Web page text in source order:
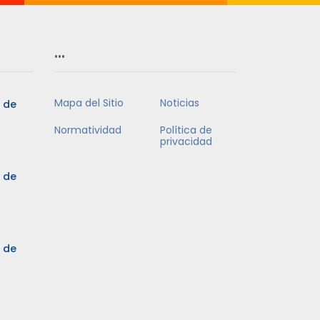
de
de
de
…
Mapa del Sitio
Noticias
Normatividad
Política de
privacidad